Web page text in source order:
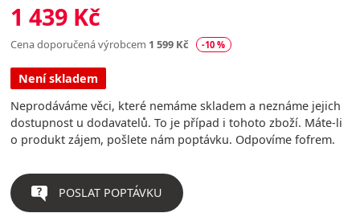
1 439 Kč
Cena doporučená výrobcem 1 599 Kč -10 %
Není skladem
Neprodáváme věci, které nemáme skladem a neznáme jejich
dostupnost u dodavatelů. To je případ i tohoto zboží. Máte-li
o produkt zájem, pošlete nám poptávku. Odpovíme fofrem.
POSLAT POPTÁVKU